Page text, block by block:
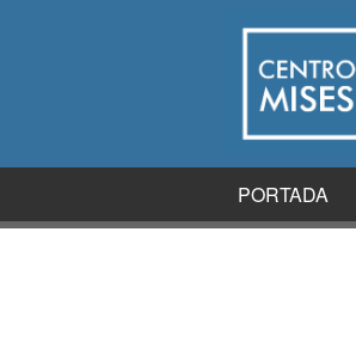
PORTADA